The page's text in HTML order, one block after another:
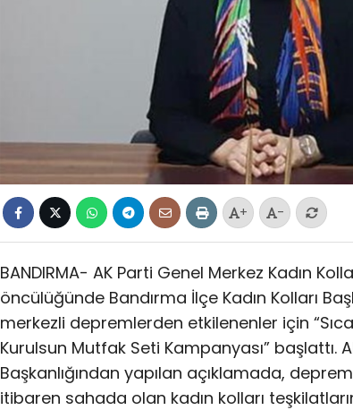
+ -
BANDIRMA- AK Parti Genel Merkez Kadın
öncülüğünde Bandırma İlçe Kadın Kolları
merkezli depremlerden etkilenenler için
Kurulsun Mutfak Seti Kampanyası” başlattı.
Başkanlığından yapılan açıklamada,
itibaren sahada olan kadın kolları